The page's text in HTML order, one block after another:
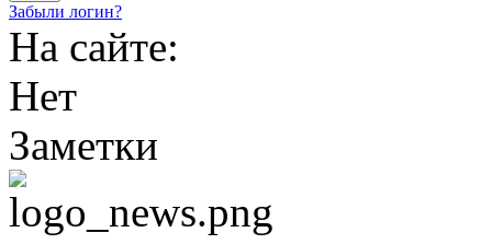
Забыли логин?
На сайте:
Нет
Заметки